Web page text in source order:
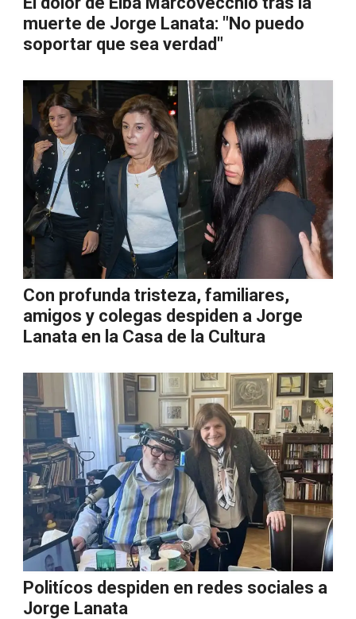
muerte de Jorge Lanata: "No puedo
soportar que sea verdad"
Con profunda tristeza, familiares,
amigos y colegas despiden a Jorge
Lanata en la Casa de la Cultura
Politícos despiden en redes sociales a
Jorge Lanata